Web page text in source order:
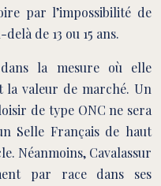
par l’impossibilité de
de 13 ou 15 ans.
la mesure où elle
la valeur de marché. Un
de type ONC ne sera
Selle Français de haut
Néanmoins, Cavalassur
par race dans ses